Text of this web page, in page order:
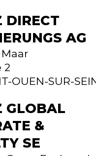
DIRECT
AG
2
OUEN-SUR-
GLOBAL
&
SE